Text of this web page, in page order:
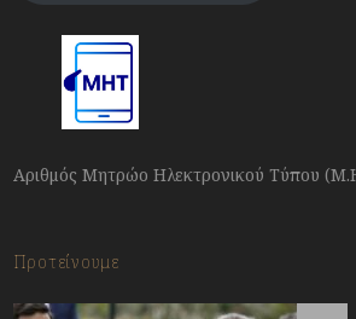
Αριθμός Μητρώο Ηλεκτρονικού Τύπου
Προτείνουμε